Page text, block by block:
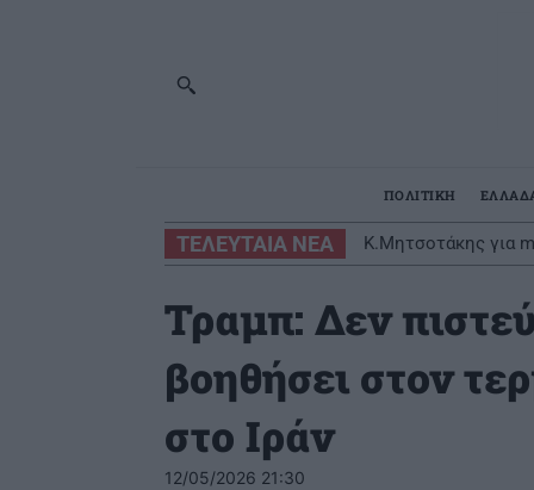
ΠΟΛΙΤΙΚΗ
ΤΕΛΕΥΤΑΙΑ ΝΕΑ
Κ.Μητσοτάκης για
δικαιωμένοι
Τραμπ: Δεν
βοηθήσει στον
στο Ιράν
12/05/2026 21:30